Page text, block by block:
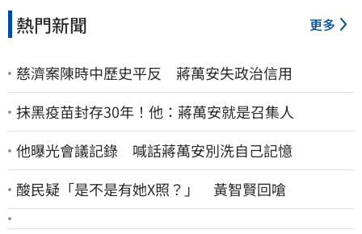
熱門新聞 更多
慈濟案陳時中歷史平反 蔣萬安失政治信用
抹黑疫苗封存30年！他：蔣萬安就是召集人
他曝光會議記錄 喊話蔣萬安別洗自己記憶
酸民疑「是不是有她X照？」 黃智賢回嗆